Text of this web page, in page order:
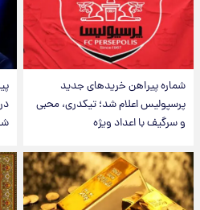
شماره پیراهن خریدهای جدید
پرسپولیس اعلام شد؛ تیکدری، محبی
و سرگیف با اعداد ویژه